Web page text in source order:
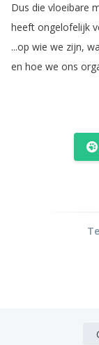
Dus die vloeibare
heeft ongelofelijk
...op wie we zijn,
en hoe we ons